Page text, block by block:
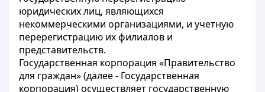
юридических лиц, являющихся
некоммерческими организациями, и учетную
перерегистрацию их филиалов и
представительств.
Государственная корпорация «Правительство
для граждан» (далее - Государственная
корпорация) осуществляет государственную